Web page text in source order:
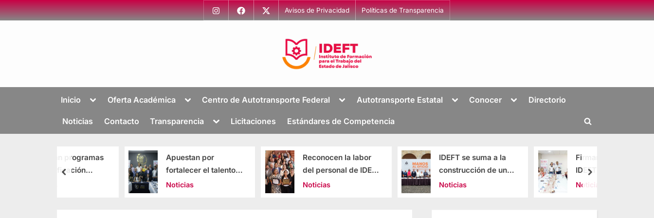
Avisos de Privacidad Políticas de Transparencia
t
i
u
t
para
el
Inicio Oferta Académica Centro de Autotransporte Federal Autotransporte Estatal Conocer Directorio
Noticias Contacto Transparencia Licitaciones Estándares de Competencia
Apuestan por
fortalecer el talento
jurídico y
administrativo
Noticias
Reconocen la labor
del personal de IDEFT
por 25 años de
servicio
Noticias
IDEFT se suma a la
construcción de un
Jalisco con más
empleos y mejor
Noticias
Firman convenio
IDEFT y Red de
Centros de Justicia
para las Mujeres
Noticias